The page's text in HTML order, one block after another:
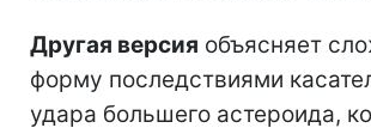
Другая версия объясняет
форму последствиями
удара большего астероида,